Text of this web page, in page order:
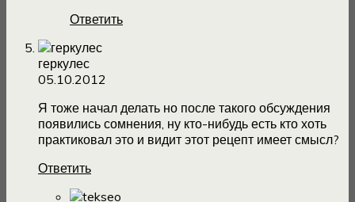
Ответить
геркулес
05.10.2012
Я тоже начал делать но после такого обсуждения
появились сомнения, ну кто-нибудь есть кто хоть
практиковал это и видит этот рецепт имеет смысл?
Ответить